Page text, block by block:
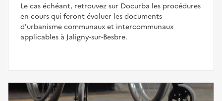
Le cas échéant, retrouvez sur Docurba les procédures
en cours qui feront évoluer les documents
d'urbanisme communaux et intercommunaux
applicables à Jaligny-sur-Besbre.